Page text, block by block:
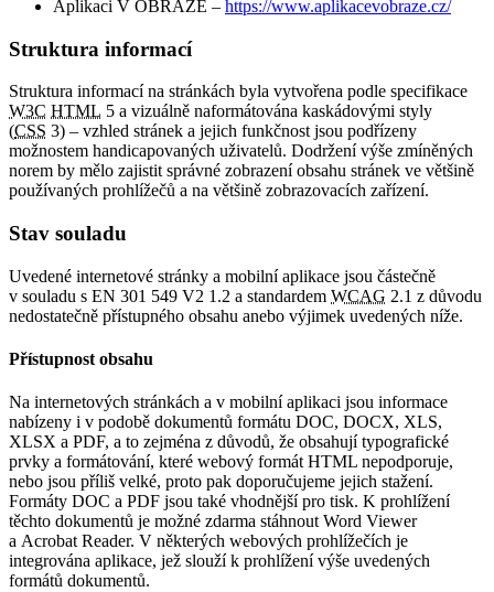
Aplikaci V OBRAZE – https://www.aplikacevobraze.cz/
Struktura informací
Struktura informací na stránkách byla vytvořena podle specifikace
W3C HTML 5 a vizuálně naformátována kaskádovými styly
(CSS 3) – vzhled stránek a jejich funkčnost jsou podřízeny
možnostem handicapovaných uživatelů. Dodržení výše zmíněných
norem by mělo zajistit správné zobrazení obsahu stránek ve většině
používaných prohlížečů a na většině zobrazovacích zařízení.
Stav souladu
Uvedené internetové stránky a mobilní aplikace jsou částečně
v souladu s EN 301 549 V2 1.2 a standardem WCAG 2.1 z důvodu
nedostatečně přístupného obsahu anebo výjimek uvedených níže.
Přístupnost obsahu
Na internetových stránkách a v mobilní aplikaci jsou informace
nabízeny i v podobě dokumentů formátu DOC, DOCX, XLS,
XLSX a PDF, a to zejména z důvodů, že obsahují typografické
prvky a formátování, které webový formát HTML nepodporuje,
nebo jsou příliš velké, proto pak doporučujeme jejich stažení.
Formáty DOC a PDF jsou také vhodnější pro tisk. K prohlížení
těchto dokumentů je možné zdarma stáhnout Word Viewer
a Acrobat Reader. V některých webových prohlížečích je
integrována aplikace, jež slouží k prohlížení výše uvedených
formátů dokumentů.